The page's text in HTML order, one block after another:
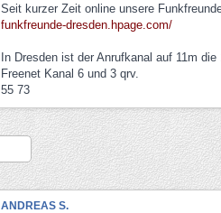
Seit kurzer Zeit online unsere
funkfreunde-dresden.hpage.com/
In Dresden ist der Anrufkanal auf 11m
Freenet Kanal 6 und 3 qrv.
55 73
ANDREAS S.